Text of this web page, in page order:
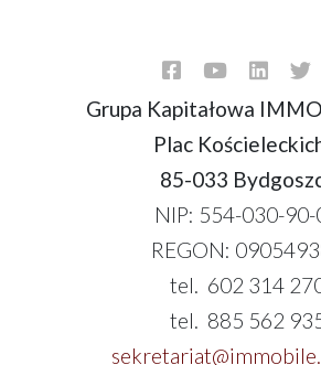
Grupa Kapitałowa
Plac
85-033
NIP: 554-030-90-
REGON:
tel. 602 314
tel. 885 562